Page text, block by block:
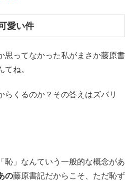
愛い件
思ってなかった私がまさか藤原書
ね。
らくるのか？その答えはズバリ
恥」なんていう一般的な概念があ
の藤原書記だからこそ、ただ恥ず